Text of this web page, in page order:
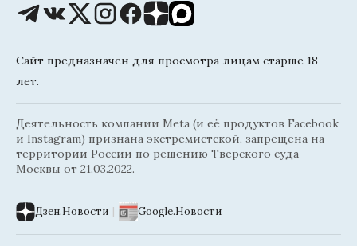
Сайт предназначен для просмотра лицам старше 18
лет.
Деятельность компании Meta (и её продуктов Facebook
и Instagram) признана экстремистской, запрещена на
территории России по решению Тверского суда
Москвы от 21.03.2022.
Дзен.Новости | Google.Новости